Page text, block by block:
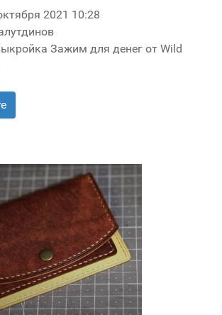
2021 10:28
Зажим для денег от Wild